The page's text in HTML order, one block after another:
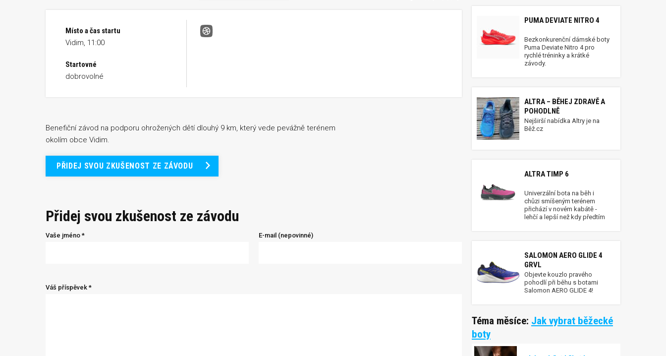
Místo a čas startu
Vidim, 11:00
Startovné
dobrovolné
Koko Race
Benefiční závod na podporu ohrožených dětí dlouhý 9 km, který vede pevážně terénem
okolím obce Vidim.
PŘIDEJ SVOU ZKUŠENOST ZE ZÁVODU
Přidej svou zkušenost ze závodu
Vaše jméno * E-mail (nepovinné)
Váš příspěvek *
PUMA DEVIATE NITRO 4
Bezkonkurenční dámské boty
Puma Deviate Nitro 4 pro
rychlé tréninky a krátké
závody.
ALTRA – BĚHEJ ZDRAVĚ A
POHODLNĚ
Nejširší nabídka Altry je na
Běž.cz
ALTRA TIMP 6
Univerzální bota na běh i
chůzi smíšeným terénem
přichází v novém kabátě -
lehčí a lepší než kdy předtím
SALOMON AERO GLIDE 4
GRVL
Objevte kouzlo pravého
pohodlí při běhu s botami
Salomon AERO GLIDE 4!
Téma měsíce: Jak vybrat běžecké
boty